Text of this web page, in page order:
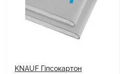
KNAUF Гіпсокартон